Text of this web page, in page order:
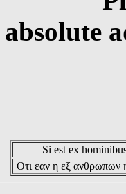
Si est ex
Οτι εαν η εξ ανθρωπων